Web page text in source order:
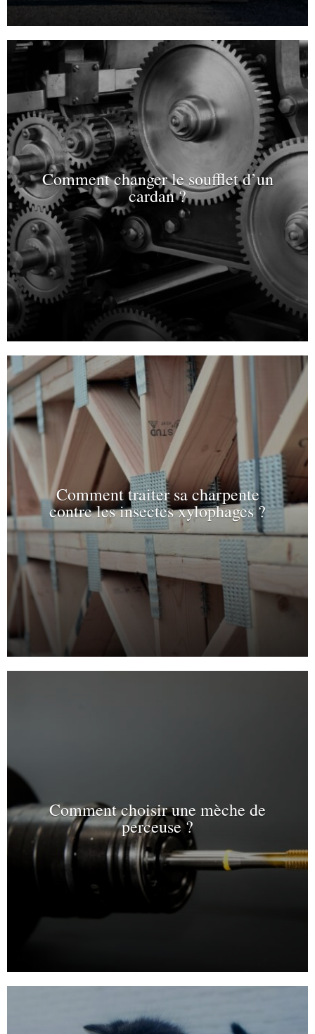
Comment changer le soufflet d’un
cardan ?
Comment traiter sa charpente
contre les insectes xylophages ?
Comment choisir une mèche de
perceuse ?